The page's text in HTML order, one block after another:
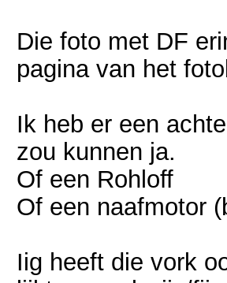
Die foto met DF
pagina van het
Ik heb er een
zou kunnen ja.
Of een Rohloff
Of een naafmotor
Iig heeft die vork